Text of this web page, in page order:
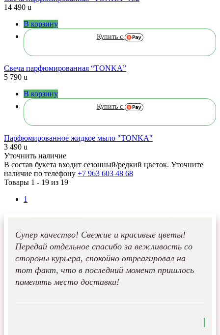
14 490 u
В корзину
Купить с
Cвеча парфюмированная “TONKA”
5 790 u
В корзину
Купить с
Парфюмированное жидкое мыло "TONKA"
3 490 u
Уточнить наличие
В состав букета входит сезонный/редкий цветок. Уточните
наличие по телефону +7 963 603 48 68
Товары 1 - 19 из 19
1
Супер качество! Свежие и красивые цветы!
Передай отдельное спасибо за вежливость со
стороны курьера, спокойно отреагировал на
тот факт, что в последний момент пришлось
поменять место доставки!